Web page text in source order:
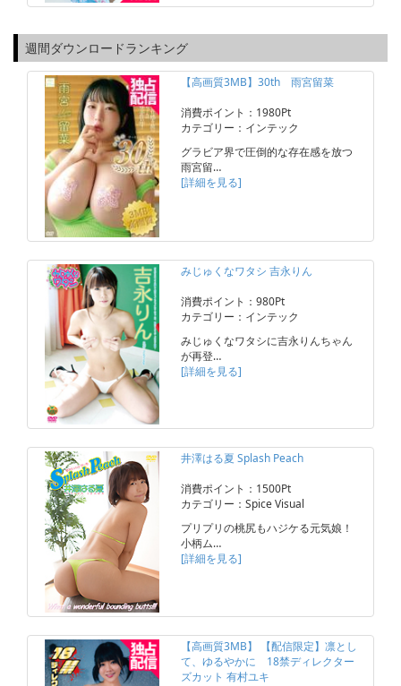
週間ダウンロードランキング
【高画質3MB】30th 雨宮留菜
消費ポイント：1980Pt
カテゴリー：インテック
グラビア界で圧倒的な存在感を放つ
雨宮留…
[詳細を見る]
みじゅくなワタシ 吉永りん
消費ポイント：980Pt
カテゴリー：インテック
みじゅくなワタシに吉永りんちゃん
が再登…
[詳細を見る]
井澤はる夏 Splash Peach
消費ポイント：1500Pt
カテゴリー：Spice Visual
プリプリの桃尻もハジケる元気娘！
小柄ム…
[詳細を見る]
【高画質3MB】 【配信限定】凛とし
て、ゆるやかに 18禁ディレクター
ズカット 有村ユキ